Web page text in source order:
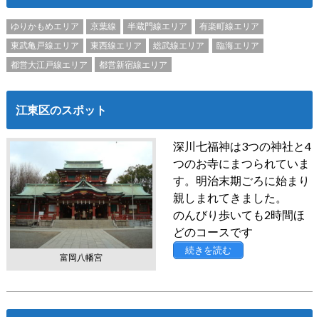
ゆりかもめエリア 京葉線 半蔵門線エリア
有楽町線エリア
東武亀戸線エリア
東西線エリア 総武線エリア
臨海エリア
都営大江戸線エリア
都営新宿線エリア
江東区のスポット
富岡八幡宮
深川七福神は3つの神社と4
つのお寺にまつられていま
す。明治末期ごろに始まり
親しまれてきました。
のんびり歩いても2時間ほ
どのコースです
続きを読む